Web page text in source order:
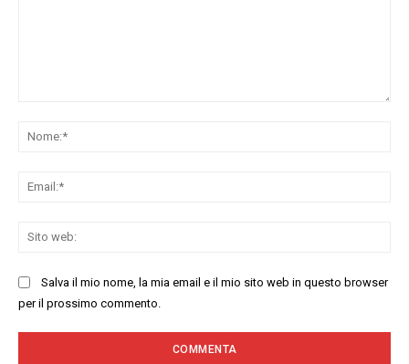
Salva il mio nome, la mia email e il mio sito web in questo browser
per il prossimo commento.